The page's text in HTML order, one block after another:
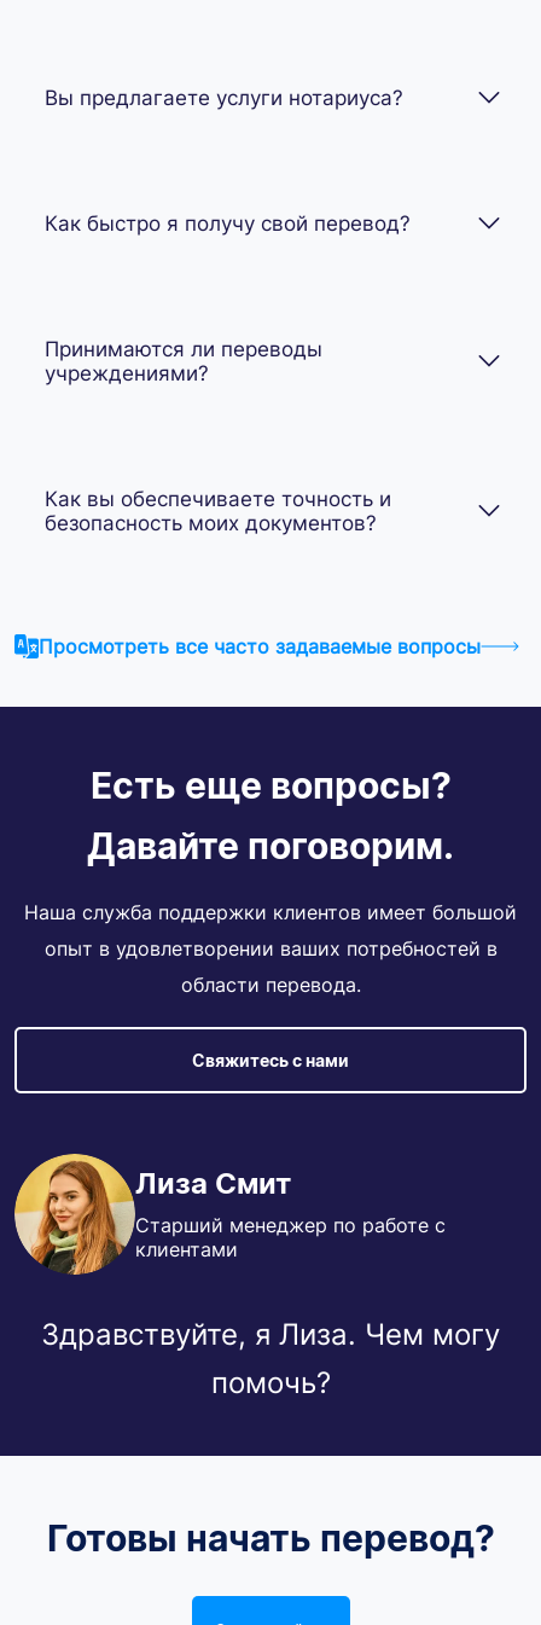
Вы предлагаете услуги нотариуса?
Как быстро я получу свой перевод?
Принимаются ли переводы
учреждениями?
Как вы обеспечиваете точность и
безопасность моих документов?
Просмотреть все часто задаваемые вопросы
Есть еще вопросы?
Давайте поговорим.
Наша служба поддержки клиентов имеет большой
опыт в удовлетворении ваших потребностей в
области перевода.
Свяжитесь с нами
Лиза Смит
Старший менеджер по работе с
клиентами
Здравствуйте, я Лиза. Чем могу
помочь?
Готовы начать перевод?